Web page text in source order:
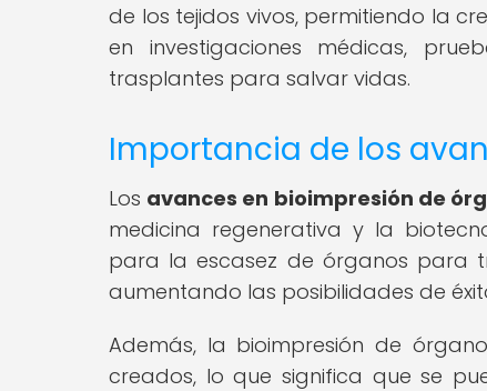
de los tejidos vivos, permitiendo la
en investigaciones médicas,
trasplantes para salvar vidas.
Importancia de los
Los avances en bioimpresión de
medicina regenerativa y la
para la escasez de órganos para
aumentando las posibilidades de
Además, la bioimpresión de
creados, lo que significa que se